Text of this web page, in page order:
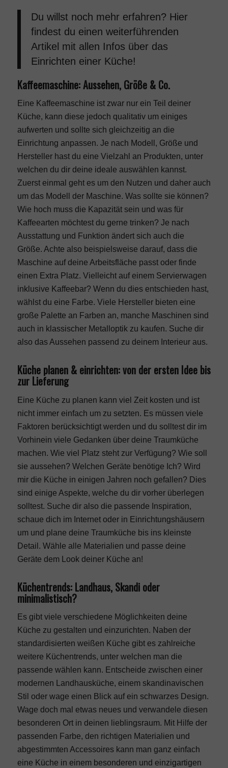
Du willst noch mehr erfahren? Hier
findest du einen weiterführenden
Artikel mit allen Infos über das
Einrichten einer Küche!
Kaffeemaschine: Aussehen, Größe & Co.
Eine Kaffeemaschine ist zwar nur ein Teil deiner
Küche, kann diese jedoch qualitativ um einiges
aufwerten und sollte sich gleichzeitig an die
Einrichtung anpassen. Je nach Modell, Größe und
Hersteller hast du eine Vielzahl an Produkten, unter
welchen du dir deine ideale auswählen kannst.
Zuerst einmal geht es um den Nutzen und daher auch
um das Modell der Maschine. Was sollte sie können?
Wie hoch muss die Kapazität sein und was für
Kaffeearten möchtest du gerne trinken? Je nach
Ausstattung und Funktion ändert sich auch die
Größe. Achte also beispielsweise darauf, dass die
Maschine auf deine Arbeitsfläche passt oder finde
einen Extra Platz. Vielleicht auf einem Servierwagen
inklusive Kaffeebar? Wenn du dies entschieden hast,
wählst du eine Farbe. Viele Hersteller bieten eine
große Palette an Farben an, manche Maschinen sind
auch in klassischer Metalloptik zu kaufen. Suche dir
also das Aussehen passend zu deinem Interieur aus.
Küche planen & einrichten: von der ersten Idee bis
zur Lieferung
Eine Küche zu planen kann viel Zeit kosten und ist
nicht immer einfach um zu setzten. Es müssen viele
Faktoren berücksichtigt werden und du solltest dir im
Vorhinein viele Gedanken über deine Traumküche
machen. Wie viel Platz steht zur Verfügung? Wie soll
sie aussehen? Welchen Geräte benötige Ich? Wird
mir die Küche in einigen Jahren noch gefallen? Dies
sind einige Aspekte, welche du dir vorher überlegen
solltest. Suche dir also die passende Inspiration,
schaue dich im Internet oder in Einrichtungshäusern
um und plane deine Traumküche bis ins kleinste
Detail. Wähle alle Materialien und passe deine
Geräte dem Look deiner Küche an!
Küchentrends: Landhaus, Skandi oder
minimalistisch?
Es gibt viele verschiedene Möglichkeiten deine
Küche zu gestalten und einzurichten. Naben der
standardisierten weißen Küche gibt es zahlreiche
weitere Küchentrends, unter welchen man die
passende wählen kann. Entscheide zwischen einer
modernen Landhausküche, einem skandinavischen
Stil oder wage einen Blick auf ein schwarzes Design.
Wage doch mal etwas neues und verwandele diesen
besonderen Ort in deinen lieblingsraum. Mit Hilfe der
passenden Farbe, den richtigen Materialien und
abgestimmten Accessoires kann man ganz einfach
eine Küche in einem besonderen und einzigartigen